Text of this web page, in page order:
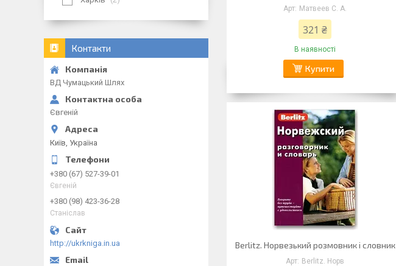
Матвеев С. А.
321 ₴
В наявності
Купити
Berlitz. Норвезький розмовник і словник
Berlitz. Норв
Контакти
ВД Чумацький Шлях
Євгеній
Київ, Україна
+380 (67) 527-39-01
Євгеній
+380 (98) 423-36-28
Станіслав
http://ukrkniga.in.ua